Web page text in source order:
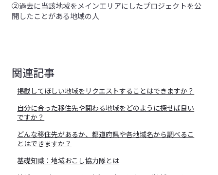
②過去に当該地域をメインエリアにしたプロジェクトを公
開したことがある地域の人
関連記事
掲載してほしい地域をリクエストすることはできますか？
自分に合った移住先や関わる地域をどのように探せば良い
ですか？
どんな移住先があるか、都道府県や各地域名から調べるこ
とはできますか？
基礎知識：地域おこし協力隊とは